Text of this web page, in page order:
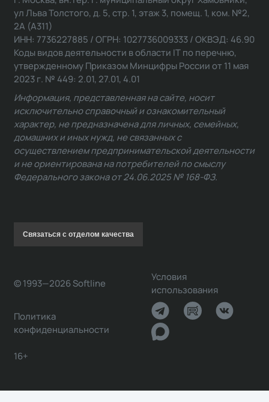
Связаться с отделом качества
ул Льва Толстого, д. 5, стр. 1, этаж 3, помещ. 1, ком. №2,
2А (А311)
ИНН: 7736227885 / ОГРН: 1027736009333 / ОКВЭД: 46.90
Коды видов деятельности в области IT по перечню,
утвержденному Приказом Минцифры России от 11 мая
2023 г. № 449: 2.01, 27.01, 4.01
Информация, представленная на сайте, носит
исключительно справочный и ознакомительный
характер, не предназначена для личных, семейных,
домашних и иных нужд, не связанных с
осуществлением предпринимательской деятельности
и не ориентирована на потребителей по смыслу
Федерального закона от 24.06.2025 № 168-ФЗ.
© 1993—2026 Softline
Условия
использования
Политика
конфиденциальности
16+